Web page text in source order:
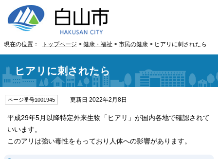
現在の位置： トップページ > 健康・福祉 > 市民の健康 > ヒアリに刺されたら
ヒアリに刺されたら
ページ番号1001945 更新日 2022年2月8日
平成29年5月以降特定外来生物「ヒアリ」が国内各地で確認されて
いいます。
このアリは強い毒性をもっており人体への影響があります。